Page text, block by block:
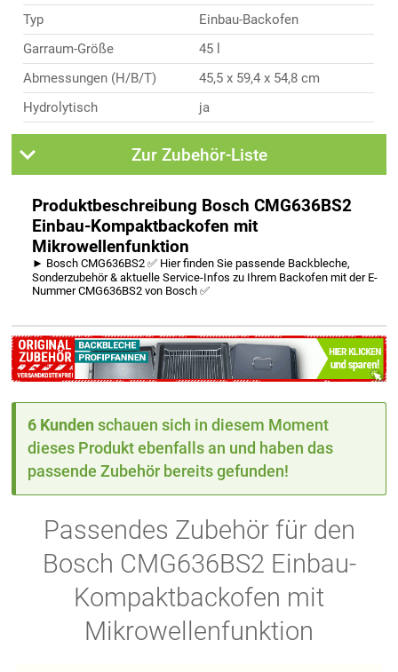
Typ
Einbau-Backofen
Garraum-Größe
45 l
Abmessungen (H/B/T)
45,5 x 59,4 x 54,8 cm
Hydrolytisch
ja
Zur Zubehör-Liste
Produktbeschreibung Bosch CMG636BS2
Einbau-Kompaktbackofen mit
Mikrowellenfunktion
► Bosch CMG636BS2 ✅ Hier finden Sie passende Backbleche,
Sonderzubehör & aktuelle Service-Infos zu Ihrem Backofen mit der E-
Nummer CMG636BS2 von Bosch ✅
6 Kunden schauen sich in diesem Moment
dieses Produkt ebenfalls an und haben das
passende Zubehör bereits gefunden!
Passendes Zubehör für den
Bosch CMG636BS2 Einbau-
Kompaktbackofen mit
Mikrowellenfunktion